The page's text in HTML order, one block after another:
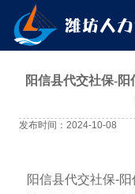
阳信县代交社保-
发布时间：2024-10-08
阳信县代交社保-阳